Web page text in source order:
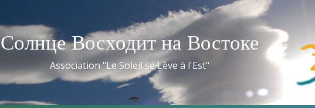
Солнце Восходит на Востоке
Association "Le Soleil se Lève à l'Est"